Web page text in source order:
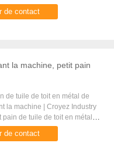
de bande passent par
de contact
la machine, petit pain
de tuile de toit en métal de
la machine | Croyez Industry
de tuile de toit en métal
peut produire des tuiles de toit
de contact